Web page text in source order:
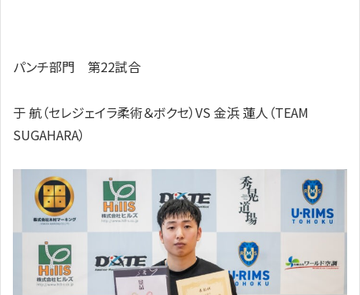
パンチ部門 第22試合
于 航（セレジェイラ柔術＆ボクセ）VS 金浜 蓮人（TEAM
SUGAHARA）